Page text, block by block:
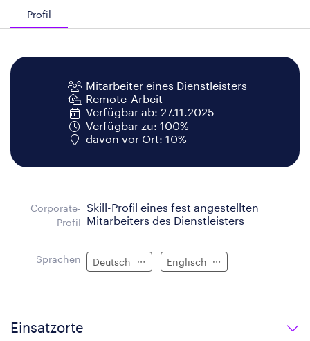
Profil
Mitarbeiter eines Dienstleisters
Remote-Arbeit
Verfügbar ab: 27.11.2025
Verfügbar zu: 100%
davon vor Ort: 10%
Corporate-
Profil
Skill-Profil eines fest angestellten
Mitarbeiters des Dienstleisters
Sprachen Deutsch Englisch
Einsatzorte